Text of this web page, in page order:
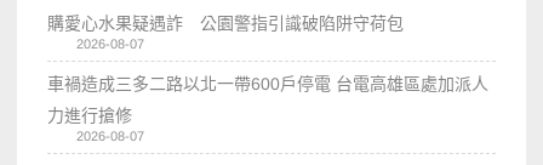
購愛心水果疑遇詐 公園警指引識破陷阱守荷包
2026-08-07
車禍造成三多二路以北一帶600戶停電 台電高雄區處加派人
力進行搶修
2026-08-07